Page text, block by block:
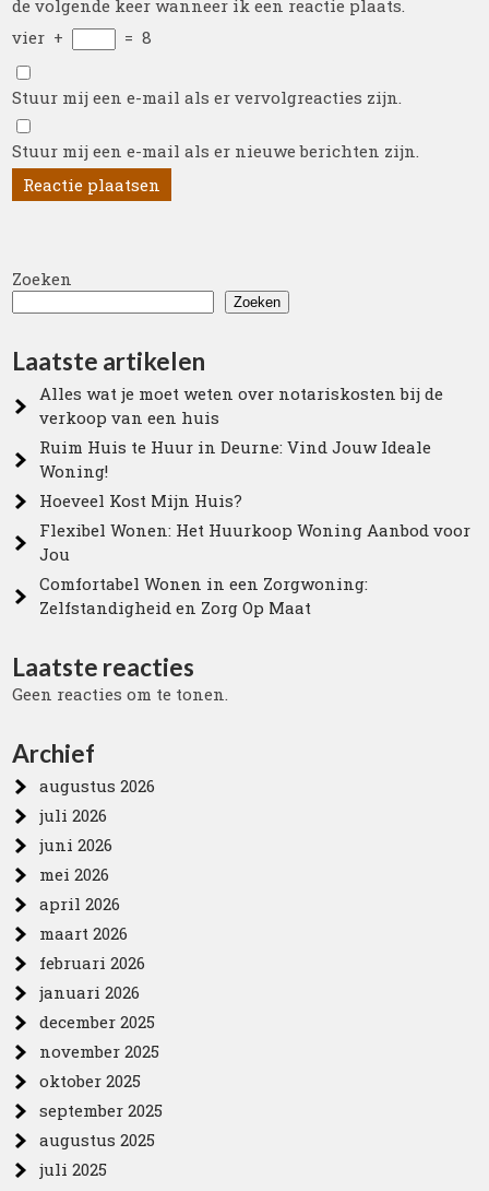
de volgende keer wanneer ik een reactie plaats.
vier + = 8
Stuur mij een e-mail als er vervolgreacties zijn.
Stuur mij een e-mail als er nieuwe berichten zijn.
Zoeken
Zoeken
Laatste artikelen
Alles wat je moet weten over notariskosten bij de
verkoop van een huis
Ruim Huis te Huur in Deurne: Vind Jouw Ideale
Woning!
Hoeveel Kost Mijn Huis?
Flexibel Wonen: Het Huurkoop Woning Aanbod voor
Jou
Comfortabel Wonen in een Zorgwoning:
Zelfstandigheid en Zorg Op Maat
Laatste reacties
Geen reacties om te tonen.
Archief
augustus 2026
juli 2026
juni 2026
mei 2026
april 2026
maart 2026
februari 2026
januari 2026
december 2025
november 2025
oktober 2025
september 2025
augustus 2025
juli 2025